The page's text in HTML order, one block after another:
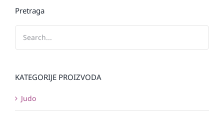
Pretraga
KATEGORIJE PROIZVODA
Judo